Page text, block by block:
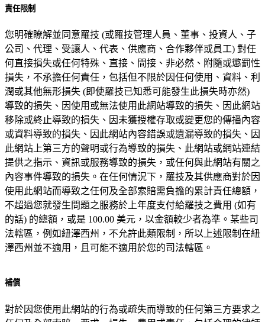
責任限制
您明確瞭解並同意羅技 (或羅技管理人員、董事、投資人、子
公司、代理、受讓人、代表、供應商、合作夥伴或員工) 對任
何直接損失或任何特殊、直接、間接、非必然、附隨或懲罰性
損失，不承擔任何責任，包括但不限於因任何使用、資料、利
潤或其他無形損失 (即使羅技已知悉可能發生此損失時亦然)
導致的損失、因使用或無法使用此網站導致的損失、因此網站
移除或終止導致的損失、因未獲授權存取或變更您的傳播內容
或資料導致的損失、因此網站內容錯誤或遺漏導致的損失、因
此網站上第三方的聲明或行為導致的損失、此網站或網站連結
提供之指示、資訊或服務導致的損失，或任何與此網站有關之
內容事件導致的損失。在任何情況下，羅技及其供應商對於因
使用此網站而導致之任何及全部索賠需負擔的累計責任總額，
不超過您就發生問題之服務於上年度支付給羅技之費用 (如有
的話) 的總額，或是 100.00 美元，以金額較少者為準。某些司
法轄區，例如紐澤西州，不允許此類限制，所以上述限制在紐
澤西州並不適用，且可能不適用於您的司法轄區。
補償
對於因您使用此網站的行為或疏失而導致的任何第三方要求之